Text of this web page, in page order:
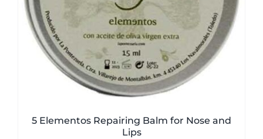
5 Elementos Repairing Balm for Nose and
Lips